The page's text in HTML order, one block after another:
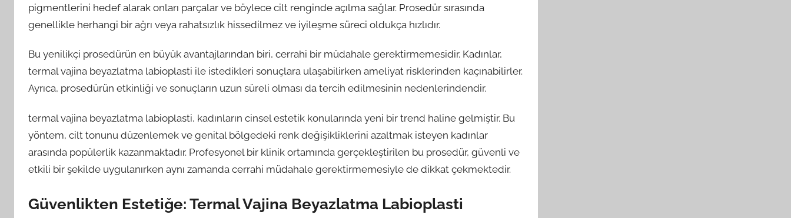
pigmentlerini hedef alarak onları parçalar ve böylece cilt renginde açılma sağlar. Prosedür sırasında
genellikle herhangi bir ağrı veya rahatsızlık hissedilmez ve iyileşme süreci oldukça hızlıdır.
Bu yenilikçi prosedürün en büyük avantajlarından biri, cerrahi bir müdahale gerektirmemesidir. Kadınlar,
termal vajina beyazlatma labioplasti ile istedikleri sonuçlara ulaşabilirken ameliyat risklerinden kaçınabilirler.
Ayrıca, prosedürün etkinliği ve sonuçların uzun süreli olması da tercih edilmesinin nedenlerindendir.
termal vajina beyazlatma labioplasti, kadınların cinsel estetik konularında yeni bir trend haline gelmiştir. Bu
yöntem, cilt tonunu düzenlemek ve genital bölgedeki renk değişikliklerini azaltmak isteyen kadınlar
arasında popülerlik kazanmaktadır. Profesyonel bir klinik ortamında gerçekleştirilen bu prosedür, güvenli ve
etkili bir şekilde uygulanırken aynı zamanda cerrahi müdahale gerektirmemesiyle de dikkat çekmektedir.
Güvenlikten Estetiğe: Termal Vajina Beyazlatma Labioplasti